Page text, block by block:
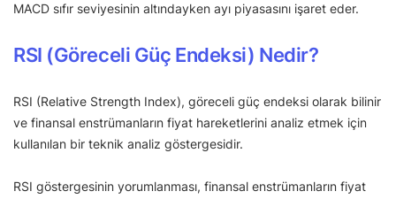
MACD sıfır seviyesinin altındayken ayı piyasasını işaret eder.
RSI (Göreceli Güç Endeksi) Nedir?
RSI (Relative Strength Index), göreceli güç endeksi olarak bilinir
ve finansal enstrümanların fiyat hareketlerini analiz etmek için
kullanılan bir teknik analiz göstergesidir.
RSI göstergesinin yorumlanması, finansal enstrümanların fiyat